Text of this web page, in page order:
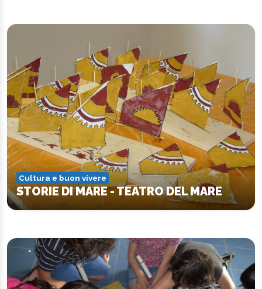
Cultura e buon vivere
STORIE DI MARE - TEATRO DEL MARE